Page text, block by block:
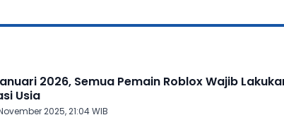
2026, Semua Pemain Roblox Wajib
Usia
2025, 21:04 WIB